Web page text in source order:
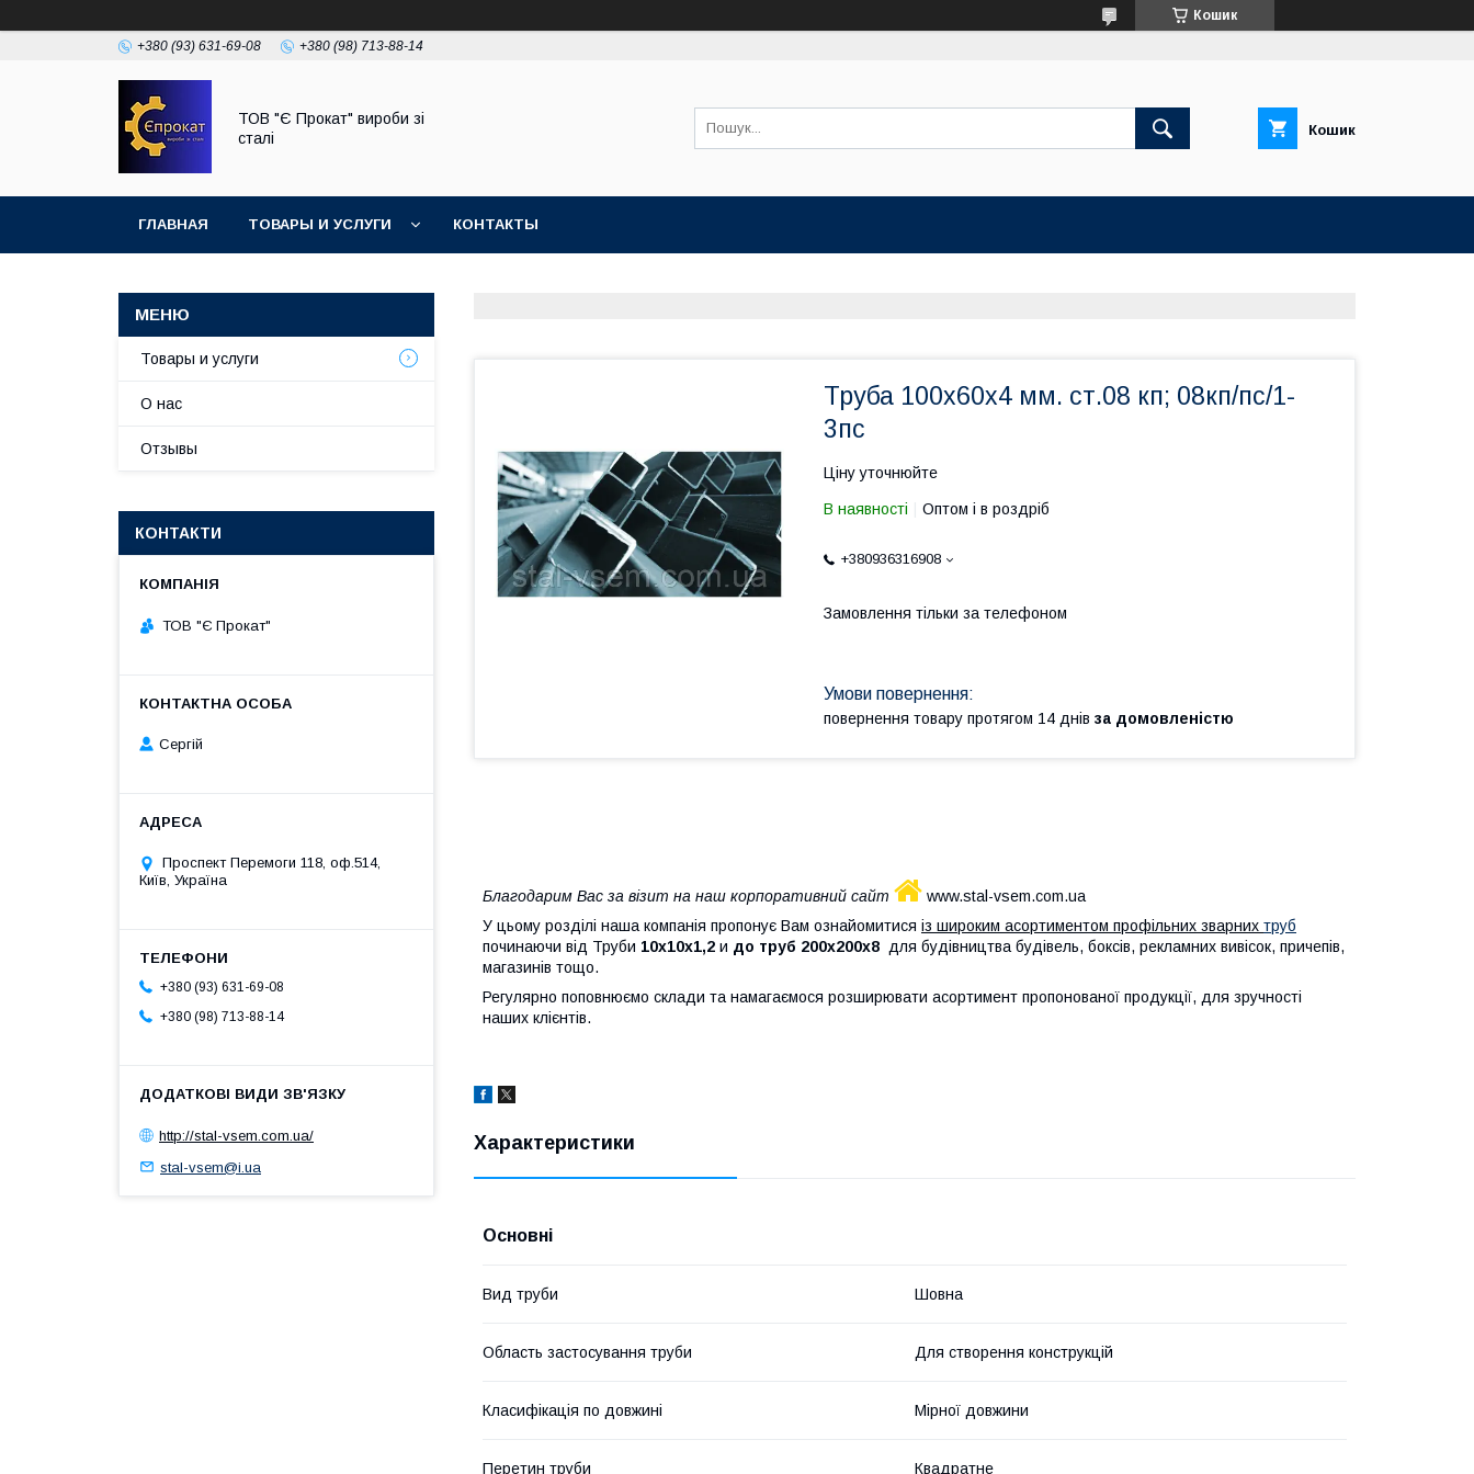
Кошик
+380 (93) 631-69-08 +380 (98) 713-88-14
ТОВ "Є Прокат" вироби зі
сталі
Кошик
ГЛАВНАЯ ТОВАРЫ И УСЛУГИ КОНТАКТЫ
Труба 100х60х4 мм. ст.08 кп; 08кп/пс/1-
3пс
Ціну уточнюйте
В наявності Оптом і в роздріб
+380936316908
Замовлення тільки за телефоном
повернення товару протягом 14 днів за домовленістю
Благодарим Вас за візит на наш корпоративний сайт
www.stal-vsem.com.ua
У цьому розділі наша компанія пропонує Вам ознайомитися із широким асортиментом профільних зварних труб
починаючи від Труби 10х10х1,2 и до труб 200х200х8 для будівництва будівель, боксів, рекламних вивісок, причепів,
магазинів тощо.
Регулярно поповнюємо склади та намагаємося розширювати асортимент пропонованої продукції, для зручності
наших клієнтів.
Характеристики
Основні
Вид труби Шовна
Область застосування труби Для створення конструкцій
Класифікація по довжині Мірної довжини
Перетин труби Квадратне
Товары и услуги
О нас
Отзывы
КОНТАКТИ
ТОВ "Є Прокат"
Сергій
Проспект Перемоги 118, оф.514,
Київ, Україна
+380 (93) 631-69-08
+380 (98) 713-88-14
http://stal-vsem.com.ua/
stal-vsem@i.ua